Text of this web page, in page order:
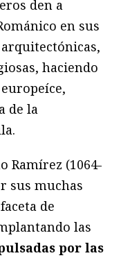
den a
en sus
haciendo
de la
Ramírez (1064-
sus muchas
de
las
por las